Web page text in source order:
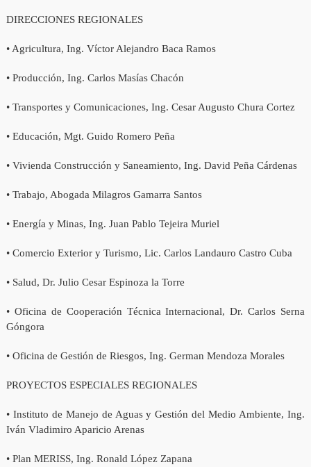
DIRECCIONES REGIONALES
• Agricultura, Ing. Víctor Alejandro Baca Ramos
• Producción, Ing. Carlos Masías Chacón
• Transportes y Comunicaciones, Ing. Cesar Augusto Chura Cortez
• Educación, Mgt. Guido Romero Peña
• Vivienda Construcción y Saneamiento, Ing. David Peña Cárdenas
• Trabajo, Abogada Milagros Gamarra Santos
• Energía y Minas, Ing. Juan Pablo Tejeira Muriel
• Comercio Exterior y Turismo, Lic. Carlos Landauro Castro Cuba
• Salud, Dr. Julio Cesar Espinoza la Torre
• Oficina de Cooperación Técnica Internacional, Dr. Carlos Serna
Góngora
• Oficina de Gestión de Riesgos, Ing. German Mendoza Morales
PROYECTOS ESPECIALES REGIONALES
• Instituto de Manejo de Aguas y Gestión del Medio Ambiente, Ing.
Iván Vladimiro Aparicio Arenas
• Plan MERISS, Ing. Ronald López Zapana